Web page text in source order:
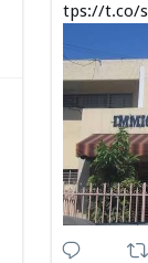
tps://t.co/